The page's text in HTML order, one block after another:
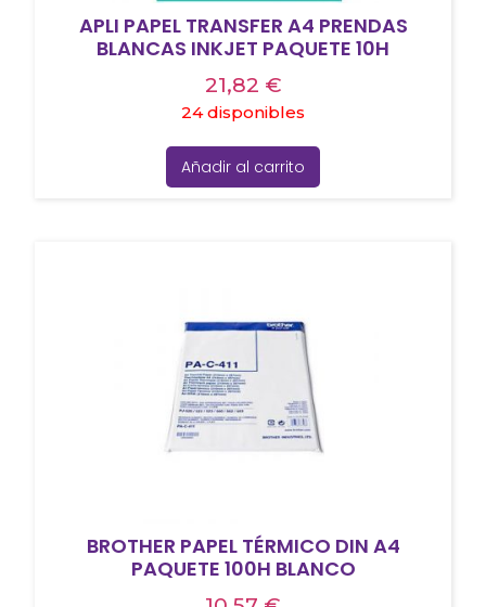
APLI PAPEL TRANSFER A4 PRENDAS
BLANCAS INKJET PAQUETE 10H
21,82 €
24 disponibles
Añadir al carrito
BROTHER PAPEL TÉRMICO DIN A4
PAQUETE 100H BLANCO